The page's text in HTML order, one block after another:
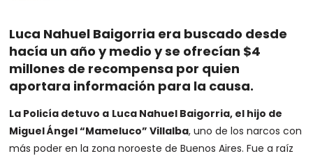
Luca Nahuel Baigorria era buscado desde
hacía un año y medio y se ofrecían $4
millones de recompensa por quien
aportara información para la causa.
La Policía detuvo a Luca Nahuel Baigorria, el hijo de
Miguel Ángel “Mameluco” Villalba, uno de los narcos con
más poder en la zona noroeste de Buenos Aires. Fue a raíz